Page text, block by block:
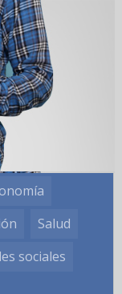
Salud
sociales